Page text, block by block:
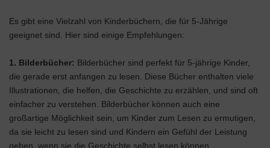
Es gibt eine Vielzahl von Kinderbüchern, die für 5-Jährige
geeignet sind. Hier sind einige Empfehlungen:
1. Bilderbücher: Bilderbücher sind perfekt für 5-jährige Kinder,
die gerade erst anfangen zu lesen. Diese Bücher enthalten viele
Illustrationen, die helfen, die Geschichte zu erzählen, und sind oft
einfacher zu verstehen. Bilderbücher können auch eine
großartige Möglichkeit sein, um Kinder zum Lesen zu ermutigen,
da sie leicht zu lesen sind und Kindern ein Gefühl der Leistung
geben, wenn sie die Geschichte selbst lesen können.